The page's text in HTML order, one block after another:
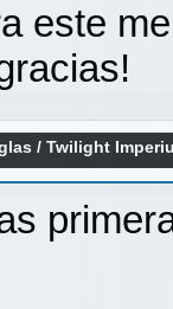
este
/Twilight